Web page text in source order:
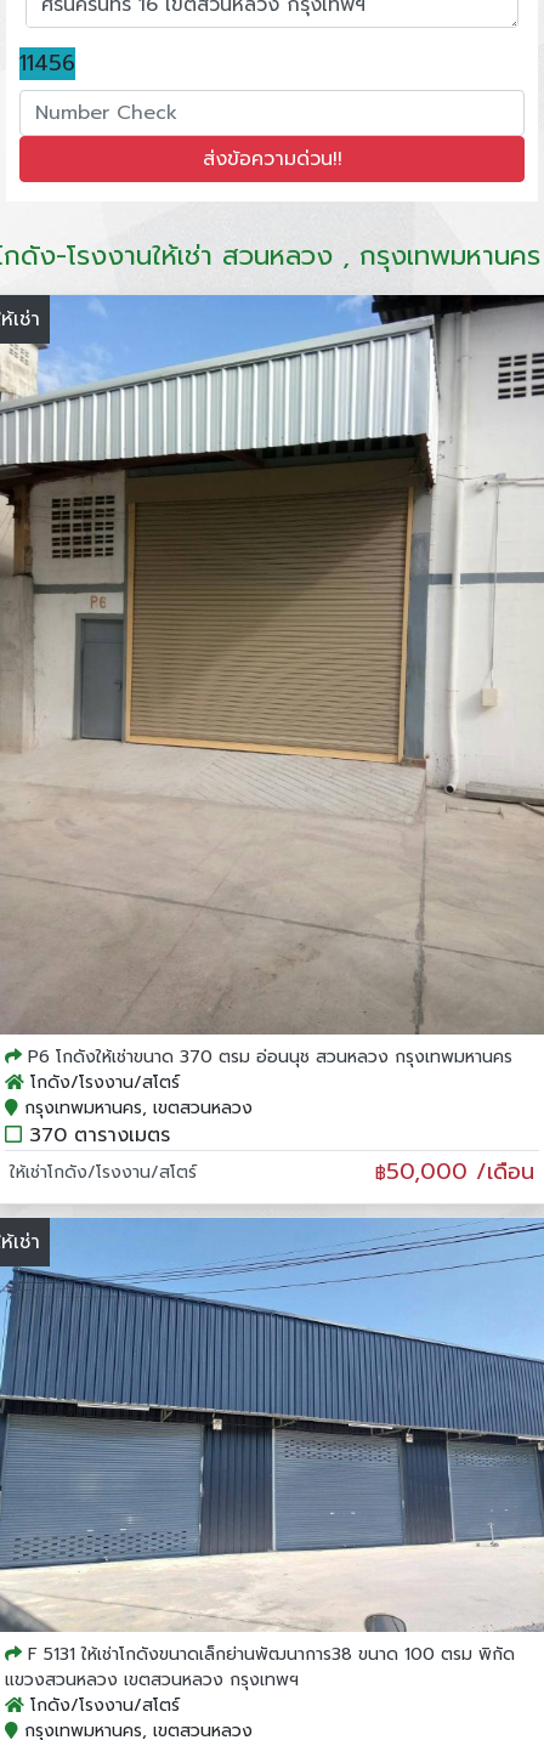
11456
กดัง-โรงงานให้เช่า สวนหลวง , กรุงเทพมหานคร
เช่า
P6 โกดังให้เช่าขนาด 370 ตรม อ่อนนุช สวนหลวง กรุงเทพมหานคร
โกดัง/โรงงาน/สโตร์
กรุงเทพมหานคร, เขตสวนหลวง
370 ตารางเมตร
ให้เช่าโกดัง/โรงงาน/สโตร์ ฿50,000 /เดือน
เช่า
F 5131 ให้เช่าโกดังขนาดเล็กย่านพัฒนาการ38 ขนาด 100 ตรม พิกัด
แขวงสวนหลวง เขตสวนหลวง กรุงเทพฯ
โกดัง/โรงงาน/สโตร์
กรุงเทพมหานคร, เขตสวนหลวง